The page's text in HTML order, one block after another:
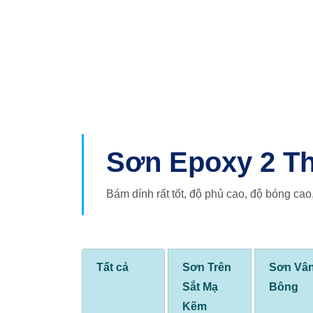
Sơn Epoxy 2
Bám dính rất tốt, độ phủ cao, độ bóng
Tất cả
Sơn Trên
Sắt Mạ
Kẽm
Sơn
Bông